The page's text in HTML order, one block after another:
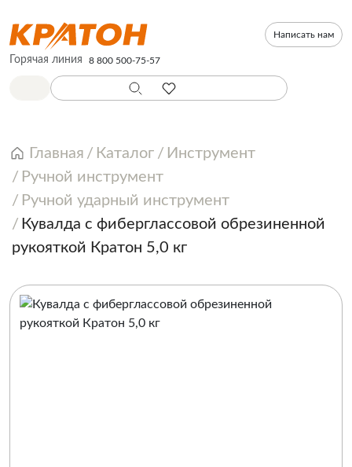
Написать нам
Горячая линия 8 800 500-75-57
Главная Каталог
Инструмент
Ручной инструмент
Ручной ударный инструмент
Кувалда c фиберглассовой обрезиненной
рукояткой Кратон 5,0 кг